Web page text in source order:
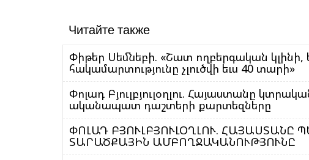
Читайте также
Փիթեր Սեմնեբի. «Շատ ողբերգական
հակամարտությունը չլուծվի եւս 40 տարի»
Փոլադ Բյուլբյուլօղլու. Հայաստանը
ականապատ դաշտերի քարտեզները
ՓՈԼԱԴ ԲՅՈՒԼԲՅՈՒԼՕՂԼՈՒ. ՀԱՅԱՍՏԱՆԸ
ՏԱՐԱԾՔԱՅԻՆ ԱՄԲՈՂՋԱԿԱՆՈՒԹՅՈՒՆԸ